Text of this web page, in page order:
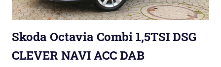
Skoda Octavia Combi 1,5TSI DSG
CLEVER NAVI ACC DAB